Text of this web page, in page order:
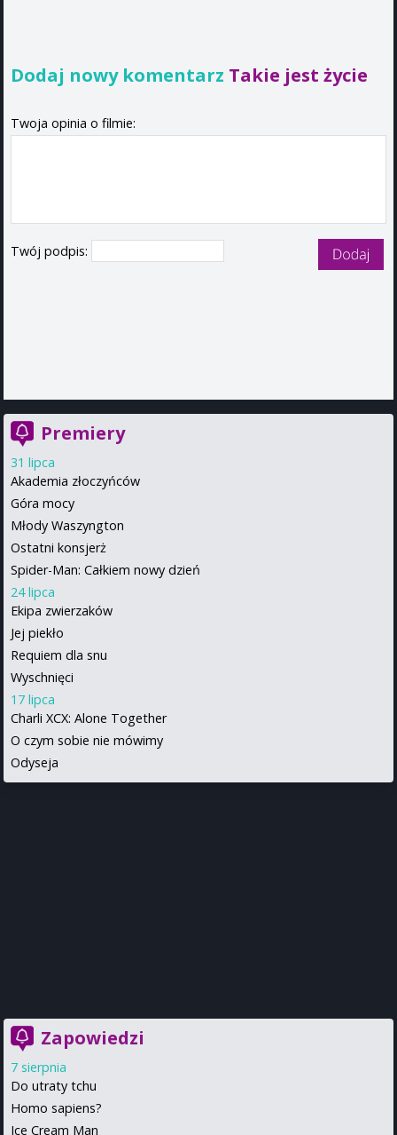
Dodaj nowy komentarz Takie jest życie
Twoja opinia o filmie:
Twój podpis:
Premiery
31 lipca
Akademia złoczyńców
Góra mocy
Młody Waszyngton
Ostatni konsjerż
Spider-Man: Całkiem nowy dzień
24 lipca
Ekipa zwierzaków
Jej piekło
Requiem dla snu
Wyschnięci
17 lipca
Charli XCX: Alone Together
O czym sobie nie mówimy
Odyseja
Zapowiedzi
7 sierpnia
Do utraty tchu
Homo sapiens?
Ice Cream Man